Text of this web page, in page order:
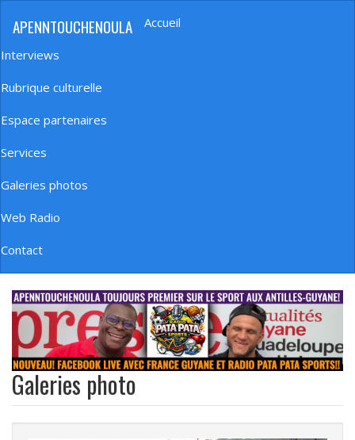
principal
APENNTOUCHENOULA
Navigation
principale
Accueil
Interviews
Rubrique culturelle
Espace partenaires
Services
Galeries photos
Web Radio
Contact
banniere_img
Galeries photo